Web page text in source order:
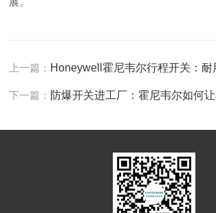
上一篇： Honeywell霍尼韦尔行程开关：耐用抗造，为工
下一篇： 防爆开关进工厂：霍尼韦尔如何让石油化工